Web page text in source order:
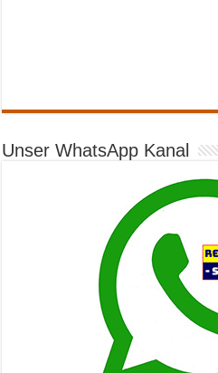
Unser WhatsApp Kanal